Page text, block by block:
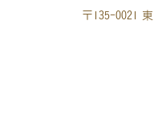
〒135-0021